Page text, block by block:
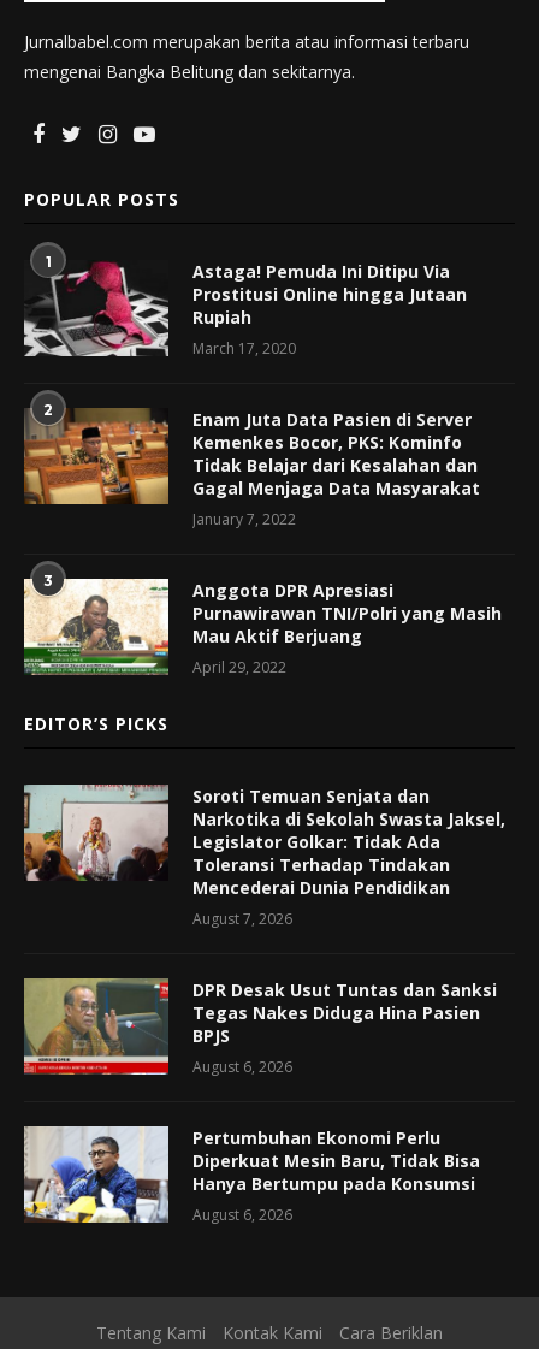
Jurnalbabel.com merupakan berita atau informasi terbaru
mengenai Bangka Belitung dan sekitarnya.
POPULAR POSTS
1
Astaga! Pemuda Ini Ditipu Via
Prostitusi Online hingga Jutaan
Rupiah
March 17, 2020
2
Enam Juta Data Pasien di Server
Kemenkes Bocor, PKS: Kominfo
Tidak Belajar dari Kesalahan dan
Gagal Menjaga Data Masyarakat
January 7, 2022
3
Anggota DPR Apresiasi
Purnawirawan TNI/Polri yang Masih
Mau Aktif Berjuang
April 29, 2022
EDITOR’S PICKS
Soroti Temuan Senjata dan
Narkotika di Sekolah Swasta Jaksel,
Legislator Golkar: Tidak Ada
Toleransi Terhadap Tindakan
Mencederai Dunia Pendidikan
August 7, 2026
DPR Desak Usut Tuntas dan Sanksi
Tegas Nakes Diduga Hina Pasien
BPJS
August 6, 2026
Pertumbuhan Ekonomi Perlu
Diperkuat Mesin Baru, Tidak Bisa
Hanya Bertumpu pada Konsumsi
August 6, 2026
Tentang Kami Kontak Kami Cara Beriklan